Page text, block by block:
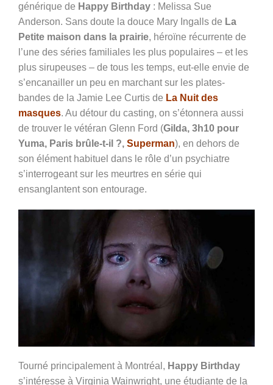
générique de Happy Birthday : Melissa Sue
Anderson. Sans doute la douce Mary Ingalls de La
Petite maison dans la prairie, héroïne récurrente de
l’une des séries familiales les plus populaires – et les
plus sirupeuses – de tous les temps, eut-elle envie de
s’encanailler un peu en marchant sur les plates-
bandes de la Jamie Lee Curtis de La Nuit des
masques. Au détour du casting, on s’étonnera aussi
de trouver le vétéran Glenn Ford (Gilda, 3h10 pour
Yuma, Paris brûle-t-il ?, Superman), en dehors de
son élément habituel dans le rôle d’un psychiatre
s’interrogeant sur les meurtres en série qui
ensanglantent son entourage.
Tourné principalement à Montréal, Happy Birthday
s’intéresse à Virginia Wainwright, une étudiante de la